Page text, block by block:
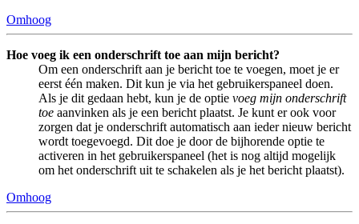
Omhoog
Hoe voeg ik een onderschrift toe aan mijn bericht?
Om een onderschrift aan je bericht toe te voegen, moet je er
eerst één maken. Dit kun je via het gebruikerspaneel doen.
Als je dit gedaan hebt, kun je de optie voeg mijn onderschrift
toe aanvinken als je een bericht plaatst. Je kunt er ook voor
zorgen dat je onderschrift automatisch aan ieder nieuw bericht
wordt toegevoegd. Dit doe je door de bijhorende optie te
activeren in het gebruikerspaneel (het is nog altijd mogelijk
om het onderschrift uit te schakelen als je het bericht plaatst).
Omhoog